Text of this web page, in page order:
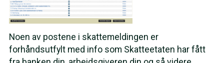
Noen av postene i skattemeldingen er
forhåndsutfylt med info som Skatteetaten har fått